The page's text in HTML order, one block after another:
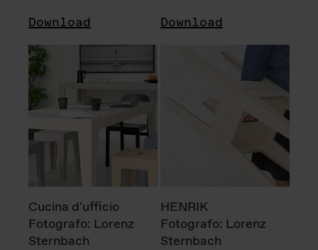
Download Download
Cucina d'ufficio
Fotografo: Lorenz
Sternbach
HENRIK
Fotografo: Lorenz
Sternbach